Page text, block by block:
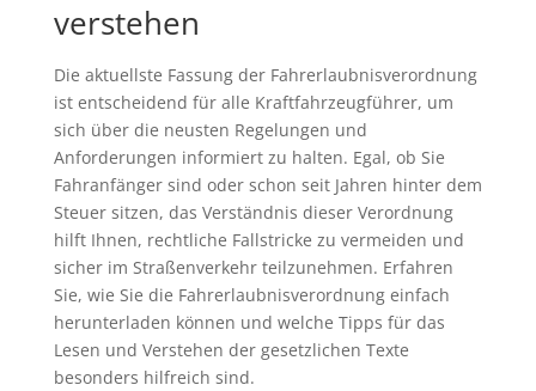
verstehen
Die aktuellste Fassung der Fahrerlaubnisverordnung
ist entscheidend für alle Kraftfahrzeugführer, um
sich über die neusten Regelungen und
Anforderungen informiert zu halten. Egal, ob Sie
Fahranfänger sind oder schon seit Jahren hinter dem
Steuer sitzen, das Verständnis dieser Verordnung
hilft Ihnen, rechtliche Fallstricke zu vermeiden und
sicher im Straßenverkehr teilzunehmen. Erfahren
Sie, wie Sie die Fahrerlaubnisverordnung einfach
herunterladen können und welche Tipps für das
Lesen und Verstehen der gesetzlichen Texte
besonders hilfreich sind.